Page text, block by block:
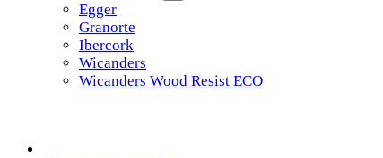
Egger
Granorte
Ibercork
Wicanders
Wicanders Wood Resist ECO